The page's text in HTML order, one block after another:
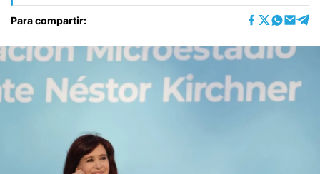
Para compartir: